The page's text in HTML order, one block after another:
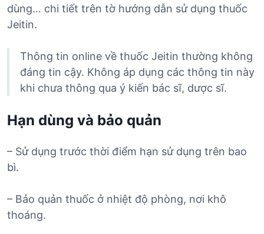
dùng… chi tiết trên tờ hướng dẫn sử dụng thuốc
Jeitin.
Thông tin online về thuốc Jeitin thường không
đáng tin cậy. Không áp dụng các thông tin này
khi chưa thông qua ý kiến bác sĩ, dược sĩ.
Hạn dùng và bảo quản
– Sử dụng trước thời điểm hạn sử dụng trên bao
bì.
– Bảo quản thuốc ở nhiệt độ phòng, nơi khô
thoáng.